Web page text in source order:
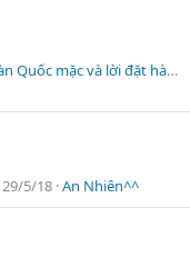
Chiếc áo dài Phu nhân Tổng thống Hàn Quốc mặc và lời đặt hàng đặc biệt
29/5/18 An Nhiên^^